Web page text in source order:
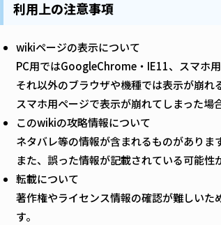
利用上の注意事項
wikiページの表示について
PC用ではGoogleChrome・IE11、スマホ
それ以外のブラウザや機種では表示が崩れ
スマホ用ページで表示が崩れてしまった場
このwikiの攻略情報について
ネタバレ等の情報が含まれるものがありま
また、誤った情報が記載されている可能性
転載について
著作権やライセンス情報の確認が難しい
す。